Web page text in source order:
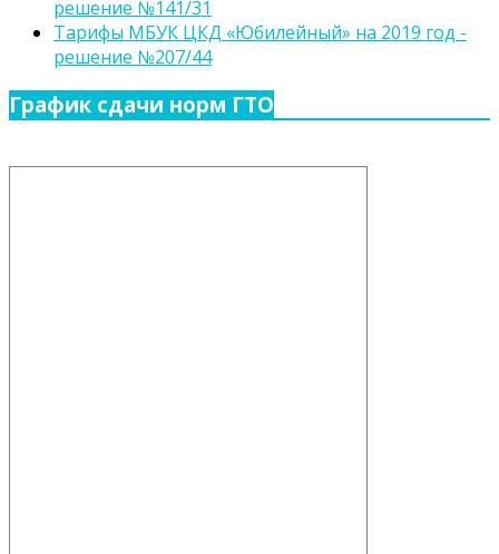
решение №141/31
Тарифы МБУК ЦКД «Юбилейный» на 2019 год -
решение №207/44
График сдачи норм ГТО